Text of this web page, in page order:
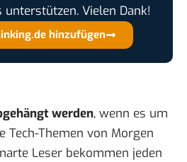
unterstützen. Vielen Dank!
hinzufügen
werden, wenn es um
Tech-Themen von Morgen
Leser bekommen jeden